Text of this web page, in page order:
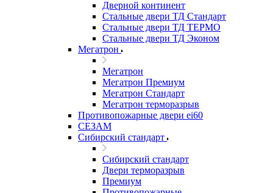
Дверной континент
Стальные двери ТД Стандарт
Стальные двери ТД ТЕРМО
Стальные двери ТД Эконом
Мегатрон
Мегатрон
Мегатрон Премиум
Мегатрон Стандарт
Мегатрон терморазрыв
Противопожарные двери ei60
СЕЗАМ
Сибирский стандарт
Сибирский стандарт
Двери терморазрыв
Премиум